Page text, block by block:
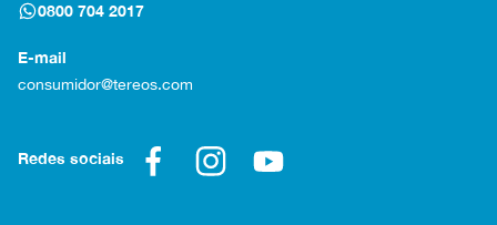
0800 704 2017
E-mail
consumidor@tereos.com
Redes sociais